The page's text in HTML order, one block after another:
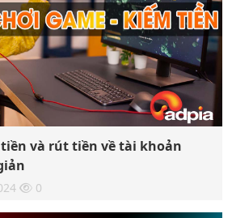
và rút tiền về tài khoản
0